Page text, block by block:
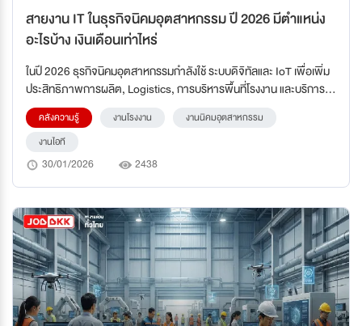
สายงาน IT ในธุรกิจนิคมอุตสาหกรรม ปี 2026 มีตำแหน่ง
อะไรบ้าง เงินเดือนเท่าไหร่
ในปี 2026 ธุรกิจนิคมอุตสาหกรรมกำลังใช้ ระบบดิจิทัลและ IoT เพื่อเพิ่ม
ประสิทธิภาพการผลิต, Logistics, การบริหารพื้นที่โรงงาน และบริการ
ลูกค้า ดังนั้นสายงาน IT จึงไม่ใช่แค่ฝ่ายซ่อมบำรุงคอมพิวเตอร์ แต่เป็น
หัวใจของ Digital Transformation ที่ช่วยให้บริษัทสามารถบริหารงานได้
แม่นยำ, ปลอดภัย และเร็วขึ้น สายงาน IT ในนิคมอุตสาหกรรมจึงมีตั้งแต่
Developer / System Analyst / Network / IT Security / Data
คลังความรู้ งานโรงงาน
งานนิคมอุตสาหกรรม
งานไอที
30/01/2026 2438